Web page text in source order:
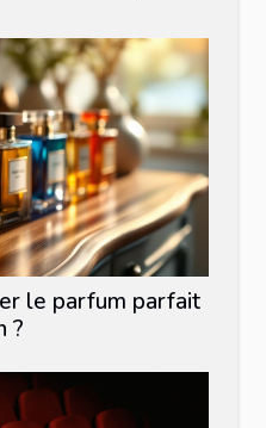
le parfum parfait
?